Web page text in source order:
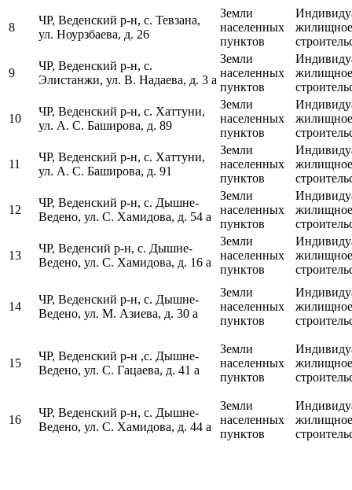
8
ЧР, Веденский р-н, с. Тевзана,
ул. Ноурзбаева, д. 26
Земли
населенных
пунктов
жилищное
9
ЧР, Веденский р-н, с.
Элистанжи, ул. В. Надаева, д. 3 а
Земли
населенных
пунктов
жилищное
10
ЧР, Веденский р-н, с. Хаттуни,
ул. А. С. Баширова, д. 89
Земли
населенных
пунктов
жилищное
11
ЧР, Веденский р-н, с. Хаттуни,
ул. А. С. Баширова, д. 91
Земли
населенных
пунктов
жилищное
12
ЧР, Веденский р-н, с. Дышне-
Ведено, ул. С. Хамидова, д. 54 а
Земли
населенных
пунктов
жилищное
13
ЧР, Веденсий р-н, с. Дышне-
Ведено, ул. С. Хамидова, д. 16 а
Земли
населенных
пунктов
жилищное
14
ЧР, Веденский р-н, с. Дышне-
Ведено, ул. М. Азиева, д. 30 а
Земли
населенных
пунктов
жилищное
15
ЧР, Веденский р-н ,с. Дышне-
Ведено, ул. С. Гацаева, д. 41 а
Земли
населенных
пунктов
жилищное
16
ЧР, Веденский р-н, с. Дышне-
Ведено, ул. С. Хамидова, д. 44 а
Земли
населенных
пунктов
жилищное